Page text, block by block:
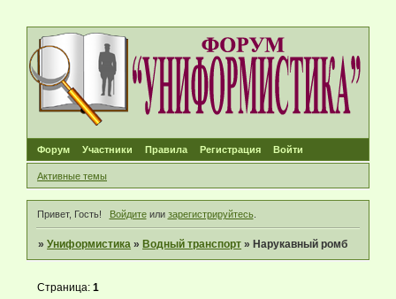
Форум Участники Правила Регистрация Войти
Активные темы
Привет, Гость! Войдитеили зарегистрируйтесь.
»Униформистика » Водный транспорт » Нарукавный ромб
Страница:1